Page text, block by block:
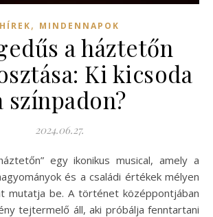
HÍREK, MINDENNAPOK
a háztetőn
Ki kicsoda
színpadon?
2024.06.27.
és a családi értékek mélyen
mutatja be. A történet középpontjában
tejtermelő áll, aki próbálja fenntartani